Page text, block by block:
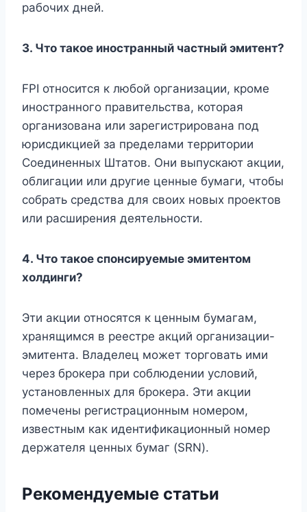
рабочих дней.
3. Что такое иностранный частный эмитент?
FPI относится к любой организации, кроме
иностранного правительства, которая
организована или зарегистрирована под
юрисдикцией за пределами территории
Соединенных Штатов. Они выпускают акции,
облигации или другие ценные бумаги, чтобы
собрать средства для своих новых проектов
или расширения деятельности.
4. Что такое спонсируемые эмитентом
холдинги?
Эти акции относятся к ценным бумагам,
хранящимся в реестре акций организации-
эмитента. Владелец может торговать ими
через брокера при соблюдении условий,
установленных для брокера. Эти акции
помечены регистрационным номером,
известным как идентификационный номер
держателя ценных бумаг (SRN).
Рекомендуемые статьи